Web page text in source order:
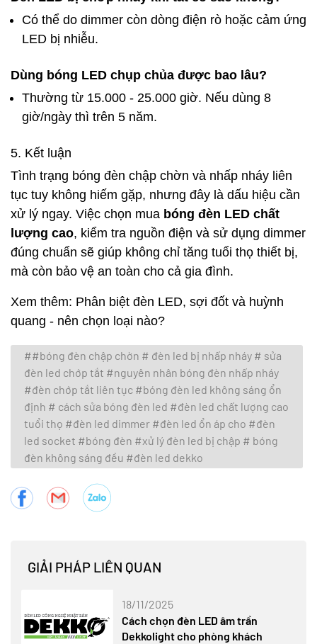
Có thể do dimmer còn dòng điện rò hoặc cảm ứng
LED bị nhiễu.
Dùng bóng LED chụp chủa được bao lâu?
Thường từ 15.000 - 25.000 giờ. Nếu dùng 8
giờ/ngày thì trên 5 năm.
5. Kết luận
Tình trạng bóng đèn chập chờn và nhấp nháy liên
tục tuy không hiếm gặp, nhưng đây là dấu hiệu cần
xử lý ngay. Việc chọn mua bóng đèn LED chất
lượng cao, kiểm tra nguồn điện và sử dụng dimmer
đúng chuẩn sẽ giúp không chỉ tăng tuổi thọ thiết bị,
mà còn bảo vệ an toàn cho cả gia đình.
Xem thêm: Phân biệt đèn LED, sợi đốt và huỳnh
quang - nên chọn loại nào?
##bóng đèn chập chờn # đèn led bị nhấp nháy # sửa
đèn led chớp tắt #nguyên nhân bóng đèn nhấp nháy
#đèn chớp tắt liên tục #bóng đèn led không sáng ổn
định # cách sửa bóng đèn led #đèn led chất lượng cao
tuổi thọ #đèn led dimmer #đèn led ổn áp cho #đèn
led socket #bóng đèn #xử lý đèn led bị chập # bóng
đèn không sáng đều #đèn led dekko
GIẢI PHÁP LIÊN QUAN
18/11/2025
Cách chọn đèn LED âm trần
Dekkolight cho phòng khách